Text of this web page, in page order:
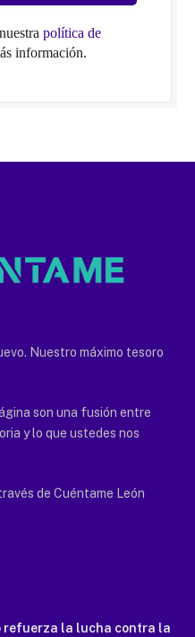
política de
información.
Nuestro máximo tesoro
son una fusión entre
y lo que ustedes nos
de Cuéntame León
refuerza la lucha contra la